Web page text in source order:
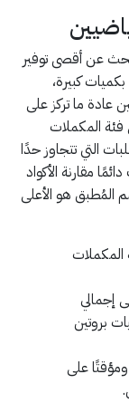
عن أقصى توفير
كبيرة،
عادة ما تركز على
أو أكثر على فئة المكملات
التي تتجاوز حدًا
يجب عليك دائمًا مقارنة الأكواد
المُطبق هو الأعلى
إجمالي
بروتين
على